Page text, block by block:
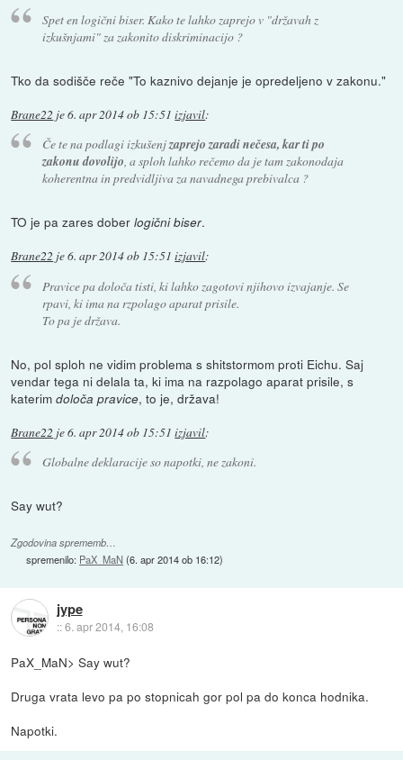
Spet en logični biser. Kako te lahko zaprejo v "državah z
izkušnjami" za zakonito diskriminacijo ?
Tko da sodišče reče "To kaznivo dejanje je opredeljeno v zakonu."
Brane22 je6. apr 2014 ob 15:51 izjavil:
Če te na podlagi izkušenjzaprejo zaradi nečesa, kar ti po
zakonu dovolijo, a sploh lahko rečemo da je tam zakonodaja
koherentna in predvidljiva za navadnega prebivalca ?
TO je pa zares doberlogični biser.
Brane22 je6. apr 2014 ob 15:51 izjavil:
Pravice pa določa tisti, ki lahko zagotovi njihovo izvajanje. Se
rpavi, ki ima na rzpolago aparat prisile.
To pa je država.
No, pol sploh ne vidim problema s shitstormom proti Eichu. Saj
vendar tega ni delala ta, ki ima na razpolago aparat prisile, s
katerimdoloča pravice, to je, država!
Brane22 je6. apr 2014 ob 15:51 izjavil:
Globalne deklaracije so napotki, ne zakoni.
Say wut?
Zgodovina sprememb…
spremenilo: PaX_MaN (6. apr 2014 ob 16:12)
jype
::6. apr 2014, 16:08
PaX_MaN> Say wut?
Druga vrata levo pa po stopnicah gor pol pa do konca hodnika.
Napotki.